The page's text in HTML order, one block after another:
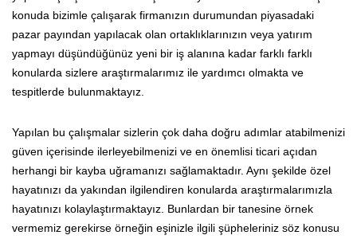
konuda bizimle çalışarak firmanızın durumundan piyasadaki
pazar payından yapılacak olan ortaklıklarınızın veya yatırım
yapmayı düşündüğünüz yeni bir iş alanına kadar farklı farklı
konularda sizlere araştırmalarımız ile yardımcı olmakta ve
tespitlerde bulunmaktayız.
Yapılan bu çalışmalar sizlerin çok daha doğru adımlar atabilmenizi
güven içerisinde ilerleyebilmenizi ve en önemlisi ticari açıdan
herhangi bir kayba uğramanızı sağlamaktadır. Aynı şekilde özel
hayatınızı da yakından ilgilendiren konularda araştırmalarımızla
hayatınızı kolaylaştırmaktayız. Bunlardan bir tanesine örnek
vermemiz gerekirse örneğin eşinizle ilgili şüpheleriniz söz konusu